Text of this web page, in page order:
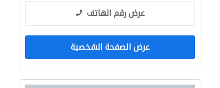
عرض رقم الهاتف
عرض الصفحة الشخصية